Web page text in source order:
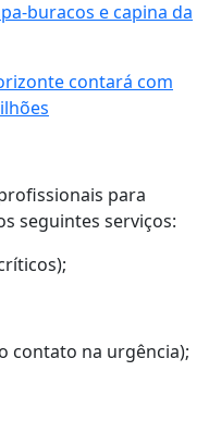
buracos e capina da
contará com
para
seguintes serviços:
contato na urgência);